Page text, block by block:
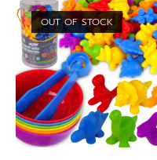
OUT OF STOCK